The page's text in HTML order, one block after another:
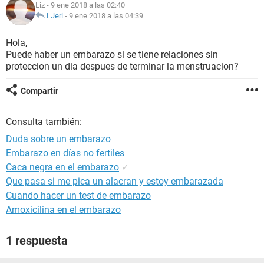
NUTRICIÓN
BIENESTAR
Liz - 9 ene 2018 a las 02:40
LJeri - 9 ene 2018 a las 04:39
Hola,
Puede haber un embarazo si se tiene relaciones sin
proteccion un dia despues de terminar la menstruacion?
Compartir
Consulta también:
Duda sobre un embarazo
Embarazo en días no fertiles
Caca negra en el embarazo ✓
Que pasa si me pica un alacran y estoy embarazada
Cuando hacer un test de embarazo
Amoxicilina en el embarazo
1 respuesta